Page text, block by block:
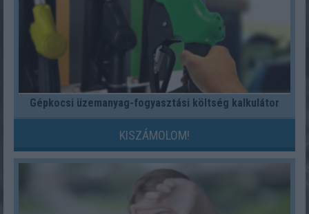
Gépkocsi üzemanyag-fogyasztási költség kalkulátor
KISZÁMOLOM!